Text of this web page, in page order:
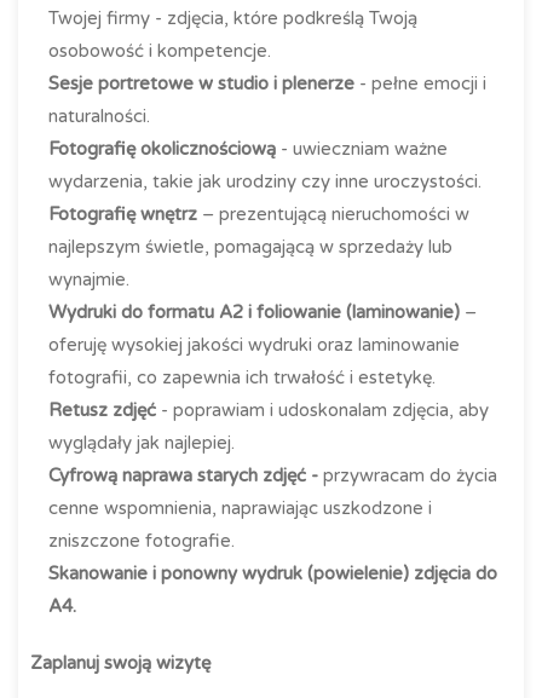
Twojej firmy - zdjęcia, które podkreślą Twoją
osobowość i kompetencje.
Sesje portretowe w studio i plenerze - pełne emocji i
naturalności.
Fotografię okolicznościową - uwieczniam ważne
wydarzenia, takie jak urodziny czy inne uroczystości.
Fotografię wnętrz – prezentującą nieruchomości w
najlepszym świetle, pomagającą w sprzedaży lub
wynajmie.
Wydruki do formatu A2 i foliowanie (laminowanie) –
oferuję wysokiej jakości wydruki oraz laminowanie
fotografii, co zapewnia ich trwałość i estetykę.
Retusz zdjęć - poprawiam i udoskonalam zdjęcia, aby
wyglądały jak najlepiej.
Cyfrową naprawa starych zdjęć - przywracam do życia
cenne wspomnienia, naprawiając uszkodzone i
zniszczone fotografie.
Skanowanie i ponowny wydruk (powielenie) zdjęcia do
A4.
Zaplanuj swoją wizytę